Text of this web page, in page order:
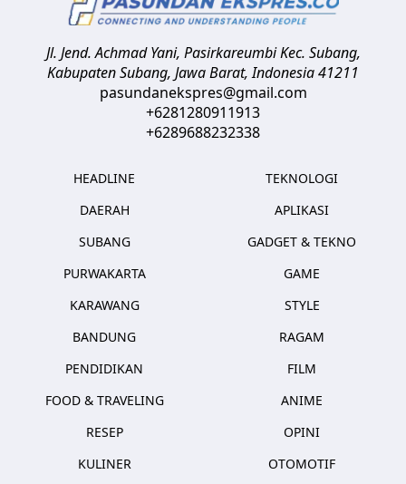
Jl. Jend. Achmad Yani, Pasirkareumbi Kec. Subang,
Kabupaten Subang, Jawa Barat,Indonesia41211
pasundanekspres@gmail.com
+6281280911913
+6289688232338
HEADLINE
DAERAH
SUBANG
PURWAKARTA
KARAWANG
BANDUNG
PENDIDIKAN
FOOD & TRAVELING
RESEP
KULINER
TEKNOLOGI
APLIKASI
GADGET & TEKNO
GAME
STYLE
RAGAM
FILM
ANIME
OPINI
OTOMOTIF